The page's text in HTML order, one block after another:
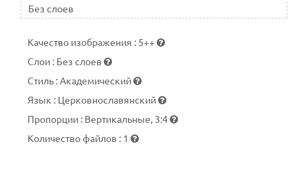
Без слоев
Качество изображения : 5++
Слои : Без слоев
Стиль :Академический
Язык : Церковнославянский
Пропорции : Вертикальные, 3:4
Количество файлов : 1